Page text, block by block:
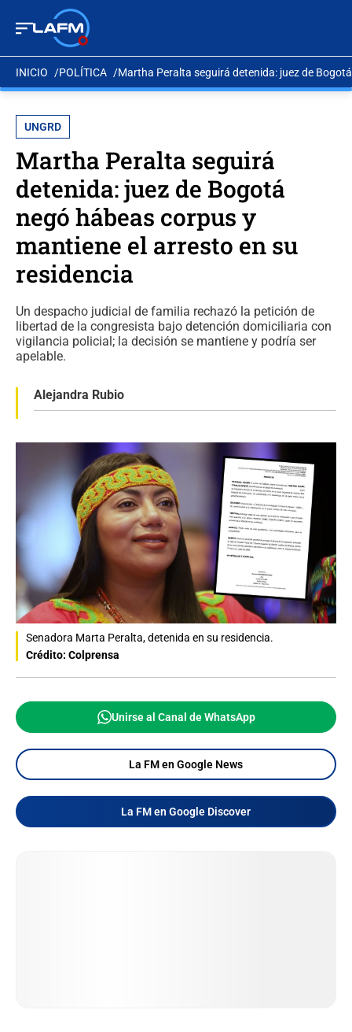
INICIO POLÍTICA Martha Peralta seguirá detenida: juez de
UNGRD
Martha Peralta seguirá
detenida: juez de Bogotá
negó hábeas corpus y
mantiene el arresto en su
residencia
Un despacho judicial de familia rechazó la petición de
libertad de la congresista bajo detención domiciliaria con
vigilancia policial; la decisión se mantiene y podría ser
apelable.
Alejandra Rubio
Senadora Marta Peralta, detenida en su residencia.
Crédito: Colprensa
Unirse al Canal de WhatsApp
La FM en Google News
La FM en Google Discover